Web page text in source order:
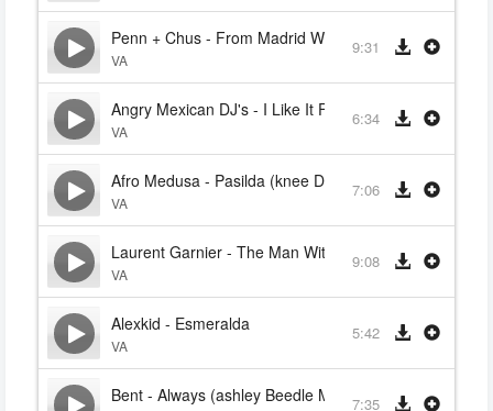
Penn + Chus - From Madrid With Love
VA
9:31
Angry Mexican DJ's - I Like It Funky
VA
6:34
Afro Medusa - Pasilda (knee Deep Club Mix)
VA
7:06
Laurent Garnier - The Man With The Red Face
VA
9:08
Alexkid - Esmeralda
VA
5:42
Bent - Always (ashley Beedle Mix) 7:35